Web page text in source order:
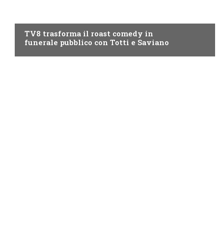
TV8 trasforma il roast comedy in
funerale pubblico con Totti e Saviano